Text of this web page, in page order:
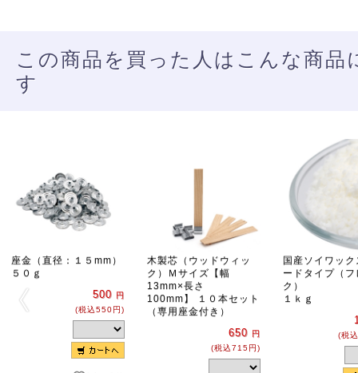
この商品を買った人はこんな商品
す
座金（直径：１５mm）
５０ｇ
500 円
(税込550円)
木製芯（ウッドウィッ
ク）Ｍサイズ【幅
13mm×長さ
100mm】 １０本セット
（専用座金付き）
650 円
(税込715円)
国産ソイワッ
ードタイプ（フ
ク）
１ｋｇ
(税